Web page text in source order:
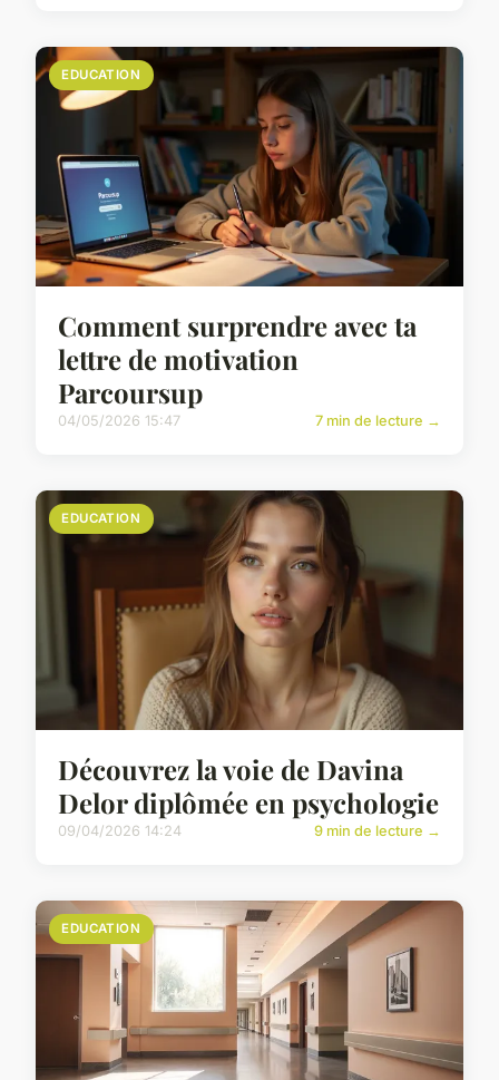
EDUCATION
Comment surprendre avec ta
lettre de motivation
Parcoursup
04/05/2026 15:47 7 min de lecture →
EDUCATION
Découvrez la voie de Davina
Delor diplômée en psychologie
09/04/2026 14:24 9 min de lecture →
EDUCATION